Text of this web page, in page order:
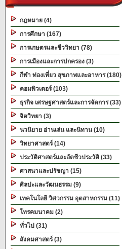
กฎหมาย (4)
การศึกษา (167)
การเกษตรและชีววิทยา (78)
การเมืองและการปกครอง (3)
กีฬา ท่องเที่ยว สุขภาพและอาหาร (180)
คอมพิวเตอร์ (103)
ธุรกิจ เศรษฐศาสตร์และการจัดการ (33)
จิตวิทยา (3)
นวนิยาย อ่านเล่น และนิทาน (10)
วิทยาศาสตร์ (14)
ประวัติศาสตร์และอัตชีวประวัติ (33)
ศาสนาและปรัชญา (15)
ศิลปะและวัฒนธรรม (9)
เทคโนโลยี วิศวกรรม อุตสาหกรรม (11)
โทรคมนาคม (2)
ทั่วไป (31)
สังคมศาสตร์ (3)